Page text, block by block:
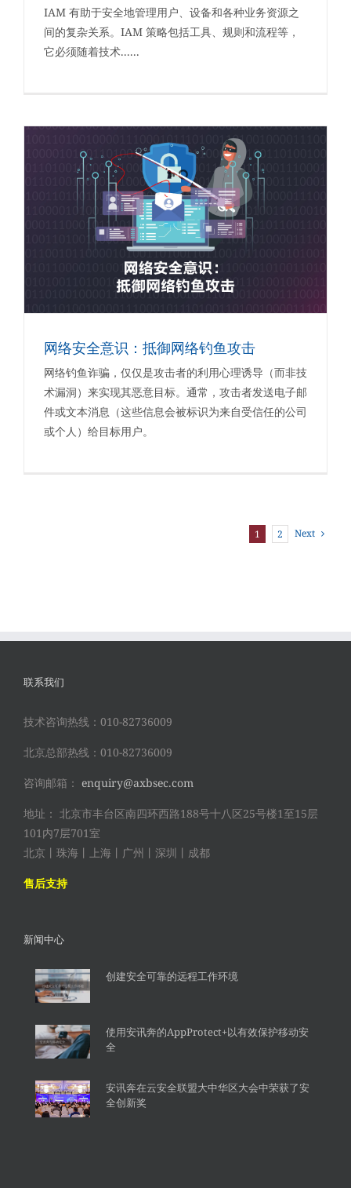
IAM 有助于安全地管理用户、设备和各种业务资源之
间的复杂关系。IAM 策略包括工具、规则和流程等，
它必须随着技术......
网络安全意识：抵御网络钓鱼攻击
网络钓鱼诈骗，仅仅是攻击者的利用心理诱导（而非技
术漏洞）来实现其恶意目标。通常，攻击者发送电子邮
件或文本消息（这些信息会被标识为来自受信任的公司
或个人）给目标用户。
1 2 Next
联系我们
技术咨询热线：010-82736009
北京总部热线：010-82736009
咨询邮箱： enquiry@axbsec.com
地址： 北京市丰台区南四环西路188号十八区25号楼1至15层
101内7层701室
北京丨珠海丨上海丨广州丨深圳丨成都
售后支持
新闻中心
创建安全可靠的远程工作环境
使用安讯奔的AppProtect+以有效保护移动安
全
安讯奔在云安全联盟大中华区大会中荣获了安
全创新奖